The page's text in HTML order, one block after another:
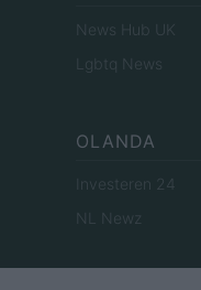
News Hub UK
Lgbtq News
OLANDA
Investeren 24
NL Newz